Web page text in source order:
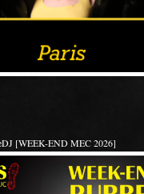
[WEEK-END MEC 2026]